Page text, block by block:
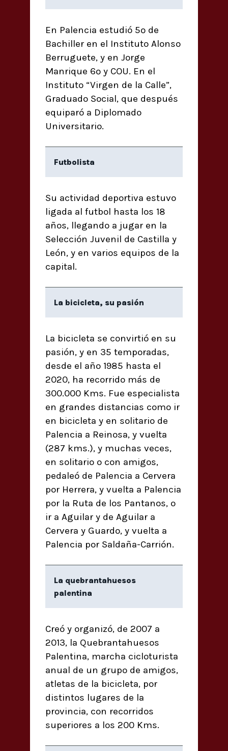
En Palencia estudió 5º de
Bachiller en el Instituto Alonso
Berruguete, y en Jorge
Manrique 6º y COU. En el
Instituto “Virgen de la Calle”,
Graduado Social, que después
equiparó a Diplomado
Universitario.
Futbolista
Su actividad deportiva estuvo
ligada al futbol hasta los 18
años, llegando a jugar en la
Selección Juvenil de Castilla y
León, y en varios equipos de la
capital.
La bicicleta, su pasión
La bicicleta se convirtió en su
pasión, y en 35 temporadas,
desde el año 1985 hasta el
2020, ha recorrido más de
300.000 Kms. Fue especialista
en grandes distancias como ir
en bicicleta y en solitario de
Palencia a Reinosa, y vuelta
(287 kms.), y muchas veces,
en solitario o con amigos,
pedaleó de Palencia a Cervera
por Herrera, y vuelta a Palencia
por la Ruta de los Pantanos, o
ir a Aguilar y de Aguilar a
Cervera y Guardo, y vuelta a
Palencia por Saldaña-Carrión.
La quebrantahuesos
palentina
Creó y organizó, de 2007 a
2013, la Quebrantahuesos
Palentina, marcha cicloturista
anual de un grupo de amigos,
atletas de la bicicleta, por
distintos lugares de la
provincia, con recorridos
superiores a los 200 Kms.